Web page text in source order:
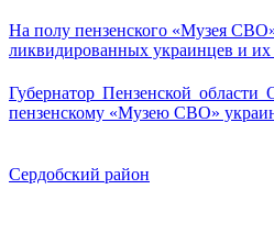
На полу пензенского «Музея СВО»
ликвидированных украинцев и
Губернатор Пензенской
пензенскому «Музею СВО»
Сердобский район